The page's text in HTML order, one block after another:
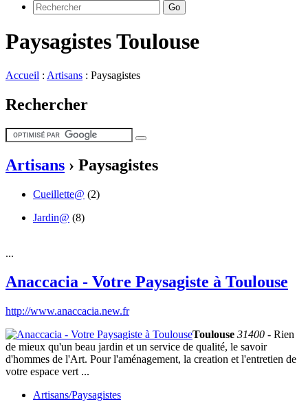
Go
Paysagistes Toulouse
Accueil : Artisans : Paysagistes
Rechercher
Artisans › Paysagistes
Cueillette@ (2)
Jardin@ (8)
...
Anaccacia - Votre Paysagiste à Toulouse
http://www.anaccacia.new.fr
Toulouse 31400 - Rien
de mieux qu'un beau jardin et un service de qualité, le savoir
d'hommes de l'Art. Pour l'aménagement, la creation et l'entretien de
votre espace vert ...
Artisans/Paysagistes